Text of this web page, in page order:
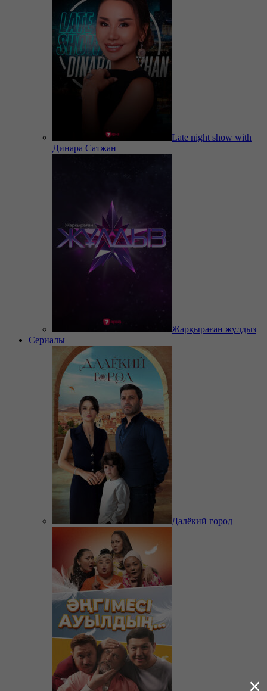
Late night show with
Динара Сатжан
Жарқыраған жұлдыз
Сериалы
Далёкий город